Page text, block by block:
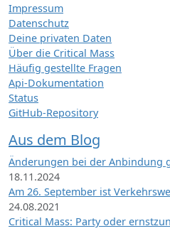
Impressum
Datenschutz
Deine privaten Daten
Über die Critical Mass
Häufig gestellte Fragen
Api-Dokumentation
Status
GitHub-Repository
Aus dem Blog
Änderungen bei der Anbindung
18.11.2024
Am 26. September ist
24.08.2021
Critical Mass: Party oder